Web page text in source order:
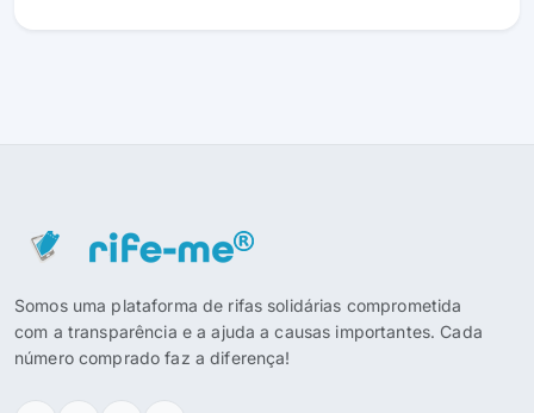
Somos uma plataforma de rifas solidárias comprometida
com a transparência e a ajuda a causas importantes. Cada
número comprado faz a diferença!